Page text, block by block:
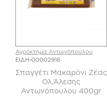
Αγρόκτημα Αντωνόπουλου
ΕΙΔΗ-00002916
Σπαγγέτι Μακαρόνι Ζέας
Ολ.Άλεσης
Αντωνόπουλου 400gr